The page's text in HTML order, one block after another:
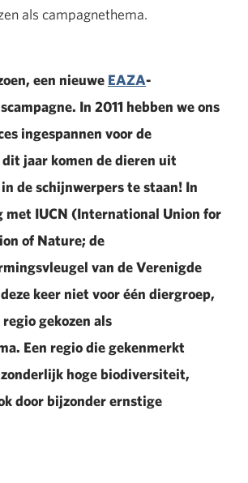
als campagnethema.
een nieuwe EAZA-
In 2011 hebben we ons
ingespannen voor de
dit jaar komen de dieren uit
de schijnwerpers te staan! In
met IUCN (International Union for
of Nature; de
van de Verenigde
keer niet voor één diergroep,
gekozen als
Een regio die gekenmerkt
hoge biodiversiteit,
door bijzonder ernstige